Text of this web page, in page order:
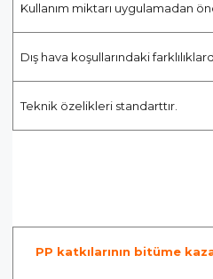
Kullanım miktarı uygulamadan
Dış hava koşullarındaki
Teknik özelikleri standarttır.
PP katkılarının bitüme